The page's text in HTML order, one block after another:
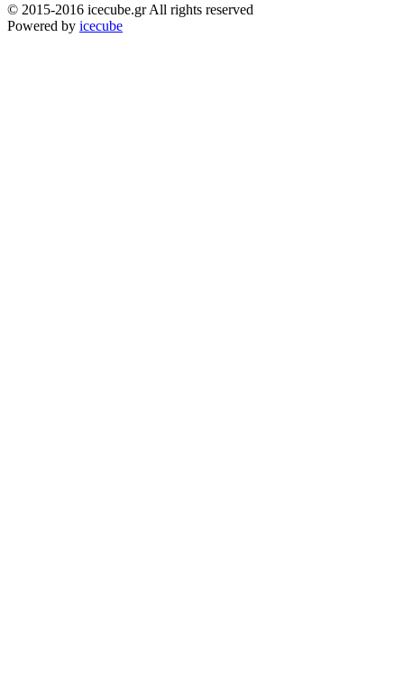
© 2015-2016 icecube.gr All rights reserved
Powered by icecube